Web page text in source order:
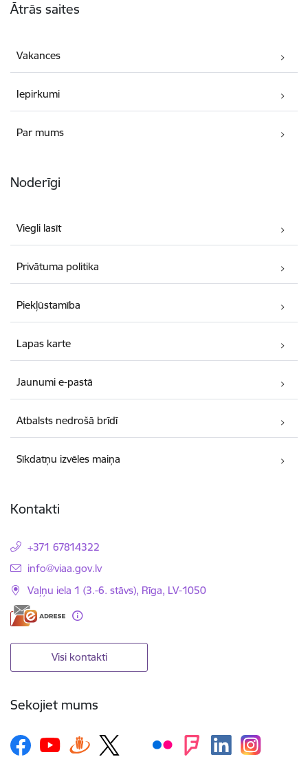
Ātrās saites
Vakances
Iepirkumi
Par mums
Noderīgi
Viegli lasīt
Privātuma politika
Piekļūstamība
Lapas karte
Jaunumi e-pastā
Atbalsts nedrošā brīdī
Sīkdatņu izvēles maiņa
Kontakti
+371 67814322
E-pasts:
info@viaa.gov.lv
Vaļņu iela 1 (3.-6. stāvs), Rīga, LV-1050
Visi kontakti
Sekojiet mums